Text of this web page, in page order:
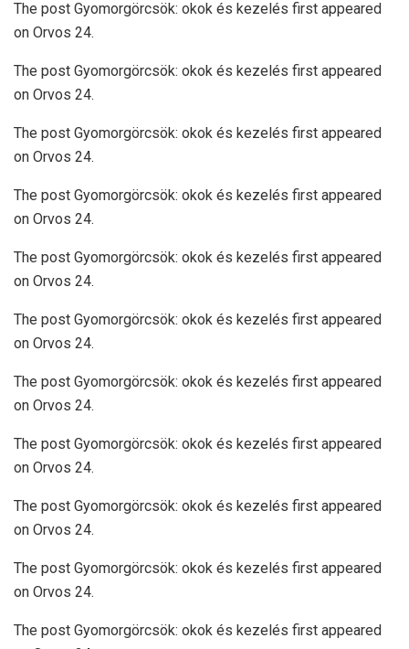
The post Gyomorgörcsök: okok és kezelés first appeared
on Orvos 24.
The post Gyomorgörcsök: okok és kezelés first appeared
on Orvos 24.
The post Gyomorgörcsök: okok és kezelés first appeared
on Orvos 24.
The post Gyomorgörcsök: okok és kezelés first appeared
on Orvos 24.
The post Gyomorgörcsök: okok és kezelés first appeared
on Orvos 24.
The post Gyomorgörcsök: okok és kezelés first appeared
on Orvos 24.
The post Gyomorgörcsök: okok és kezelés first appeared
on Orvos 24.
The post Gyomorgörcsök: okok és kezelés first appeared
on Orvos 24.
The post Gyomorgörcsök: okok és kezelés first appeared
on Orvos 24.
The post Gyomorgörcsök: okok és kezelés first appeared
on Orvos 24.
The post Gyomorgörcsök: okok és kezelés first appeared